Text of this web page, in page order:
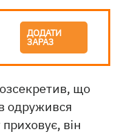
ДОДАТИ
ЗАРАЗ
що
одружився
він